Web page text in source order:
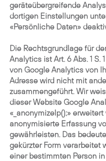
geräteübergreifende
dortigen Einstellungen
«Persönliche Daten»
Die Rechtsgrundlage für
Analytics ist Art. 6 Abs. 1 S.
von Google Analytics von
Adresse wird nicht mit
zusammengeführt. Wir
dieser Website Google
«_anonymizeIp();»
anonymisierte Erfassung
gewährleisten. Das
gekürzter Form verarbeitet
einer bestimmten Person